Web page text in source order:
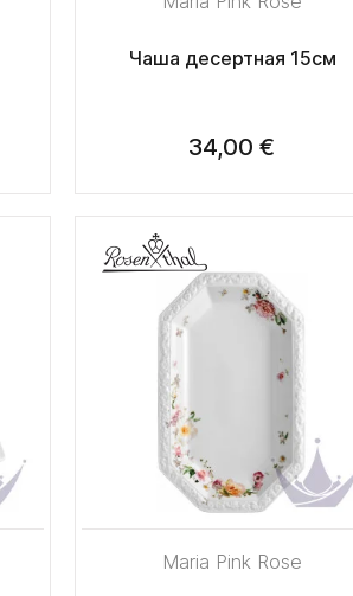
Чаша десертная 15см
34,00 €
Maria Pink Rose